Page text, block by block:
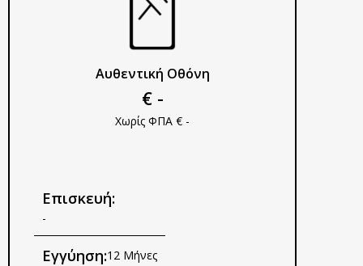
Αυθεντική Οθόνη
€ -
Χωρίς ΦΠΑ € -
Επισκευή:
-
Εγγύηση:12 Μήνες